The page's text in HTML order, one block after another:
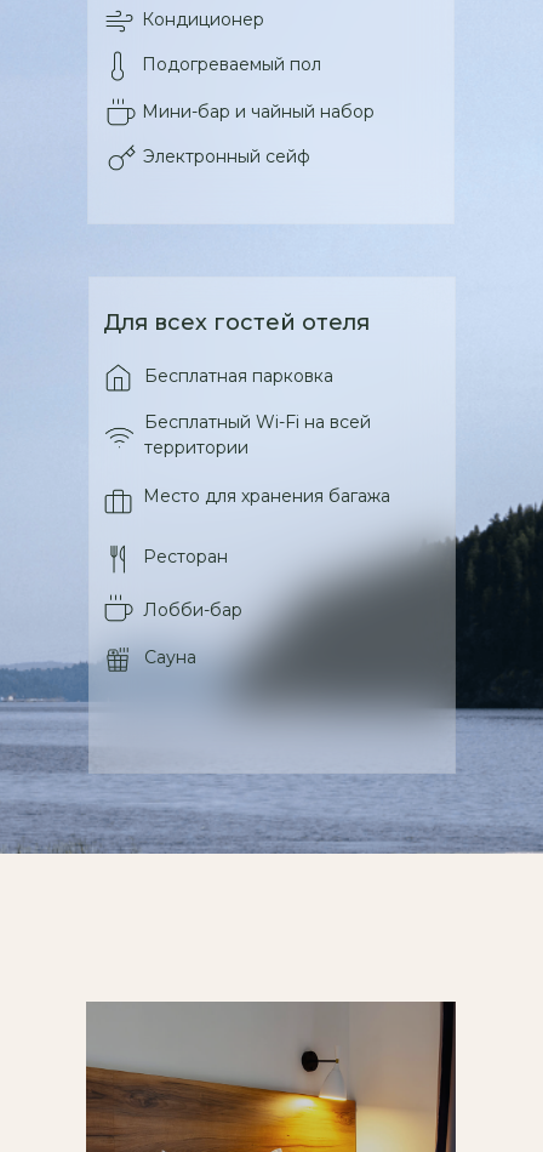
Кондиционер
Подогреваемый пол
Мини-бар и чайный набор
Электронный сейф
Для всех гостей отеля
Бесплатная парковка
Бесплатный Wi-Fi на всей
территории
Место для хранения багажа
Ресторан
Лобби-бар
Сауна